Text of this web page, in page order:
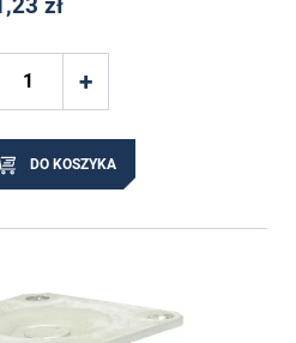
DO KOSZYKA